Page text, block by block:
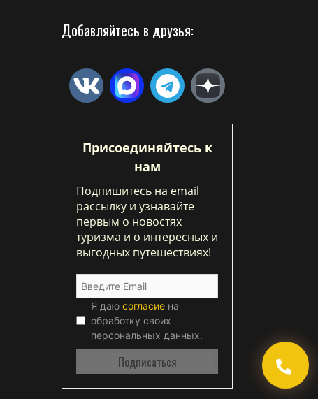
Добавляйтесь в друзья:
Присоединяйтесь к
нам
Подпишитесь на email
рассылку и узнавайте
первым о новостях
туризма и о интересных и
выгодных путешествиях!
Я даю согласие на
обработку своих
персональных данных.